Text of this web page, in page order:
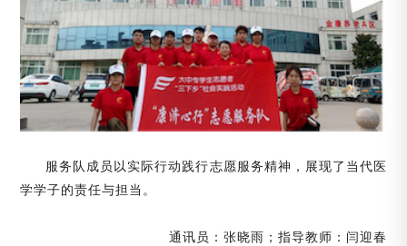
服务队成员以实际行动践行志愿服务精神，展现了当代医
学学子的责任与担当。
通讯员：张晓雨；指导教师：闫迎春